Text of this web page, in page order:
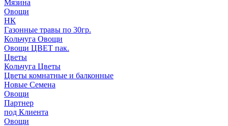
Мязина
Овощи
НК
Газонные травы по 30гр.
Кольчуга Овощи
Овощи ЦВЕТ пак.
Цветы
Кольчуга Цветы
Цветы комнатные и балконные
Новые Семена
Овощи
Партнер
под Клиента
Овощи